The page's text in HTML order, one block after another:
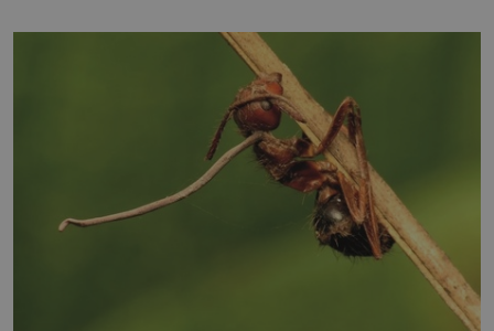
pomeranč, v kořeni je také, ale je ho desetkrát méně), a